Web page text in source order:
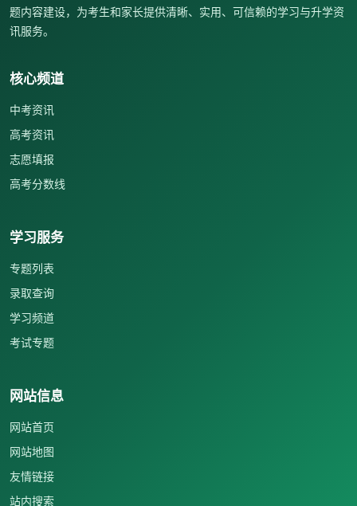
题内容建设，为考生和家长提供清晰、实用、可信赖的学习与升学资
讯服务。
核心频道
中考资讯
高考资讯
志愿填报
高考分数线
学习服务
专题列表
录取查询
学习频道
考试专题
网站信息
网站首页
网站地图
友情链接
站内搜索